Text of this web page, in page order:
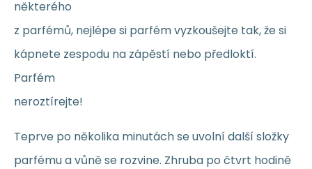
některého
z parfémů, nejlépe si parfém vyzkoušejte tak, že si
kápnete zespodu na zápěstí nebo předloktí.
Parfém
neroztírejte!
Teprve po několika minutách se uvolní další složky
parfému a vůně se rozvine. Zhruba po čtvrt hodině